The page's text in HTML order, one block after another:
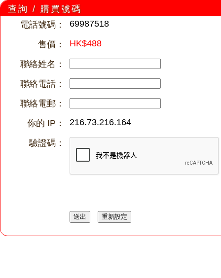
查詢 / 購買號碼
電話號碼：
69987518
售價： HK$488
聯絡姓名：
聯絡電話：
聯絡電郵：
你的 IP：
216.73.216.164
驗證碼：